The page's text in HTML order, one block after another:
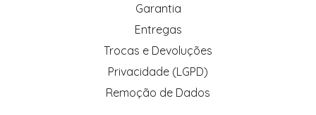
Garantia
Entregas
Trocas e Devoluções
Privacidade (LGPD)
Remoção de Dados